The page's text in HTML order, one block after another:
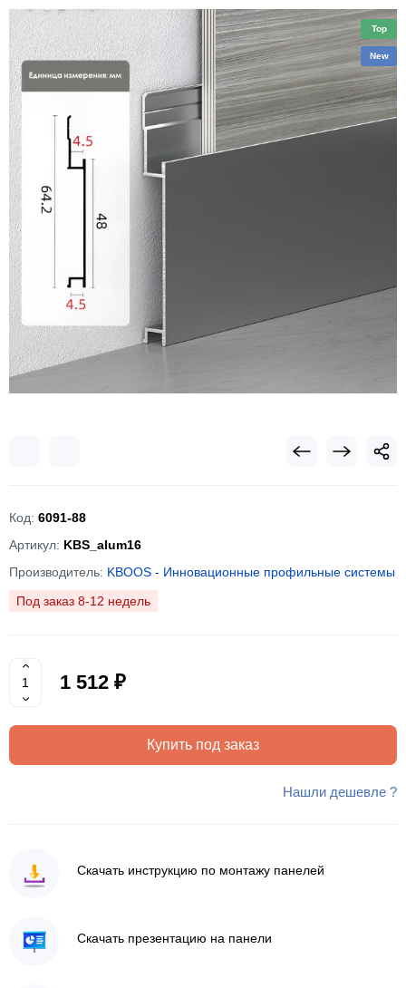
Top
New
Код: 6091-88
Артикул: KBS_alum16
Производитель: KBOOS - Инновационные профильные системы
Под заказ 8-12 недель
1 512 ₽
Купить под заказ
Нашли дешевле ?
Скачать инструкцию по монтажу панелей
Скачать презентацию на панели